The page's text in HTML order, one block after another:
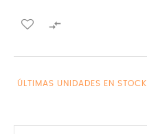

ÚLTIMAS UNIDADES EN STOCK